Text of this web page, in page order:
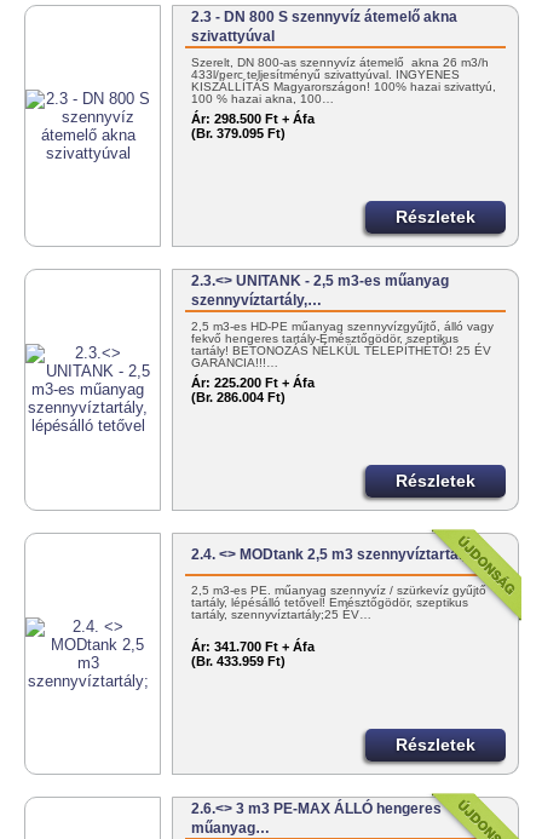
2.3 - DN 800 S szennyvíz átemelő akna
szivattyúval
Szerelt, DN 800-as szennyvíz átemelő akna 26 m3/h
433l/perc teljesítményű szivattyúval. INGYENES
KISZÁLLÍTÁS Magyarországon! 100% hazai szivattyú,
100 % hazai akna, 100…
Ár: 298.500 Ft + Áfa
(Br. 379.095 Ft)
Részletek
2.3.<> UNITANK - 2,5 m3-es műanyag
szennyvíztartály,…
2,5 m3-es HD-PE műanyag szennyvízgyűjtő, álló vagy
fekvő hengeres tartály-Emésztőgödör, szeptikus
tartály! BETONOZÁS NÉLKÜL TELEPÍTHETŐ! 25 ÉV
GARANCIA!!!…
Ár: 225.200 Ft + Áfa
(Br. 286.004 Ft)
Részletek
2.4. <> MODtank 2,5 m3 szennyvíztartály;
2,5 m3-es PE. műanyag szennyvíz / szürkevíz gyűjtő
tartály, lépésálló tetővel! Emésztőgödör, szeptikus
tartály, szennyvíztartály;25 ÉV…
Ár: 341.700 Ft + Áfa
(Br. 433.959 Ft)
Részletek
2.6.<> 3 m3 PE-MAX ÁLLÓ hengeres
műanyag…